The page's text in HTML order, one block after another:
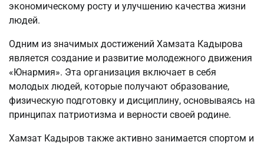
экономическому росту и улучшению качества жизни
людей.
Одним из значимых достижений Хамзата Кадырова
является создание и развитие молодежного движения
«Юнармия». Эта организация включает в себя
молодых людей, которые получают образование,
физическую подготовку и дисциплину, основываясь на
принципах патриотизма и верности своей родине.
Хамзат Кадыров также активно занимается спортом и